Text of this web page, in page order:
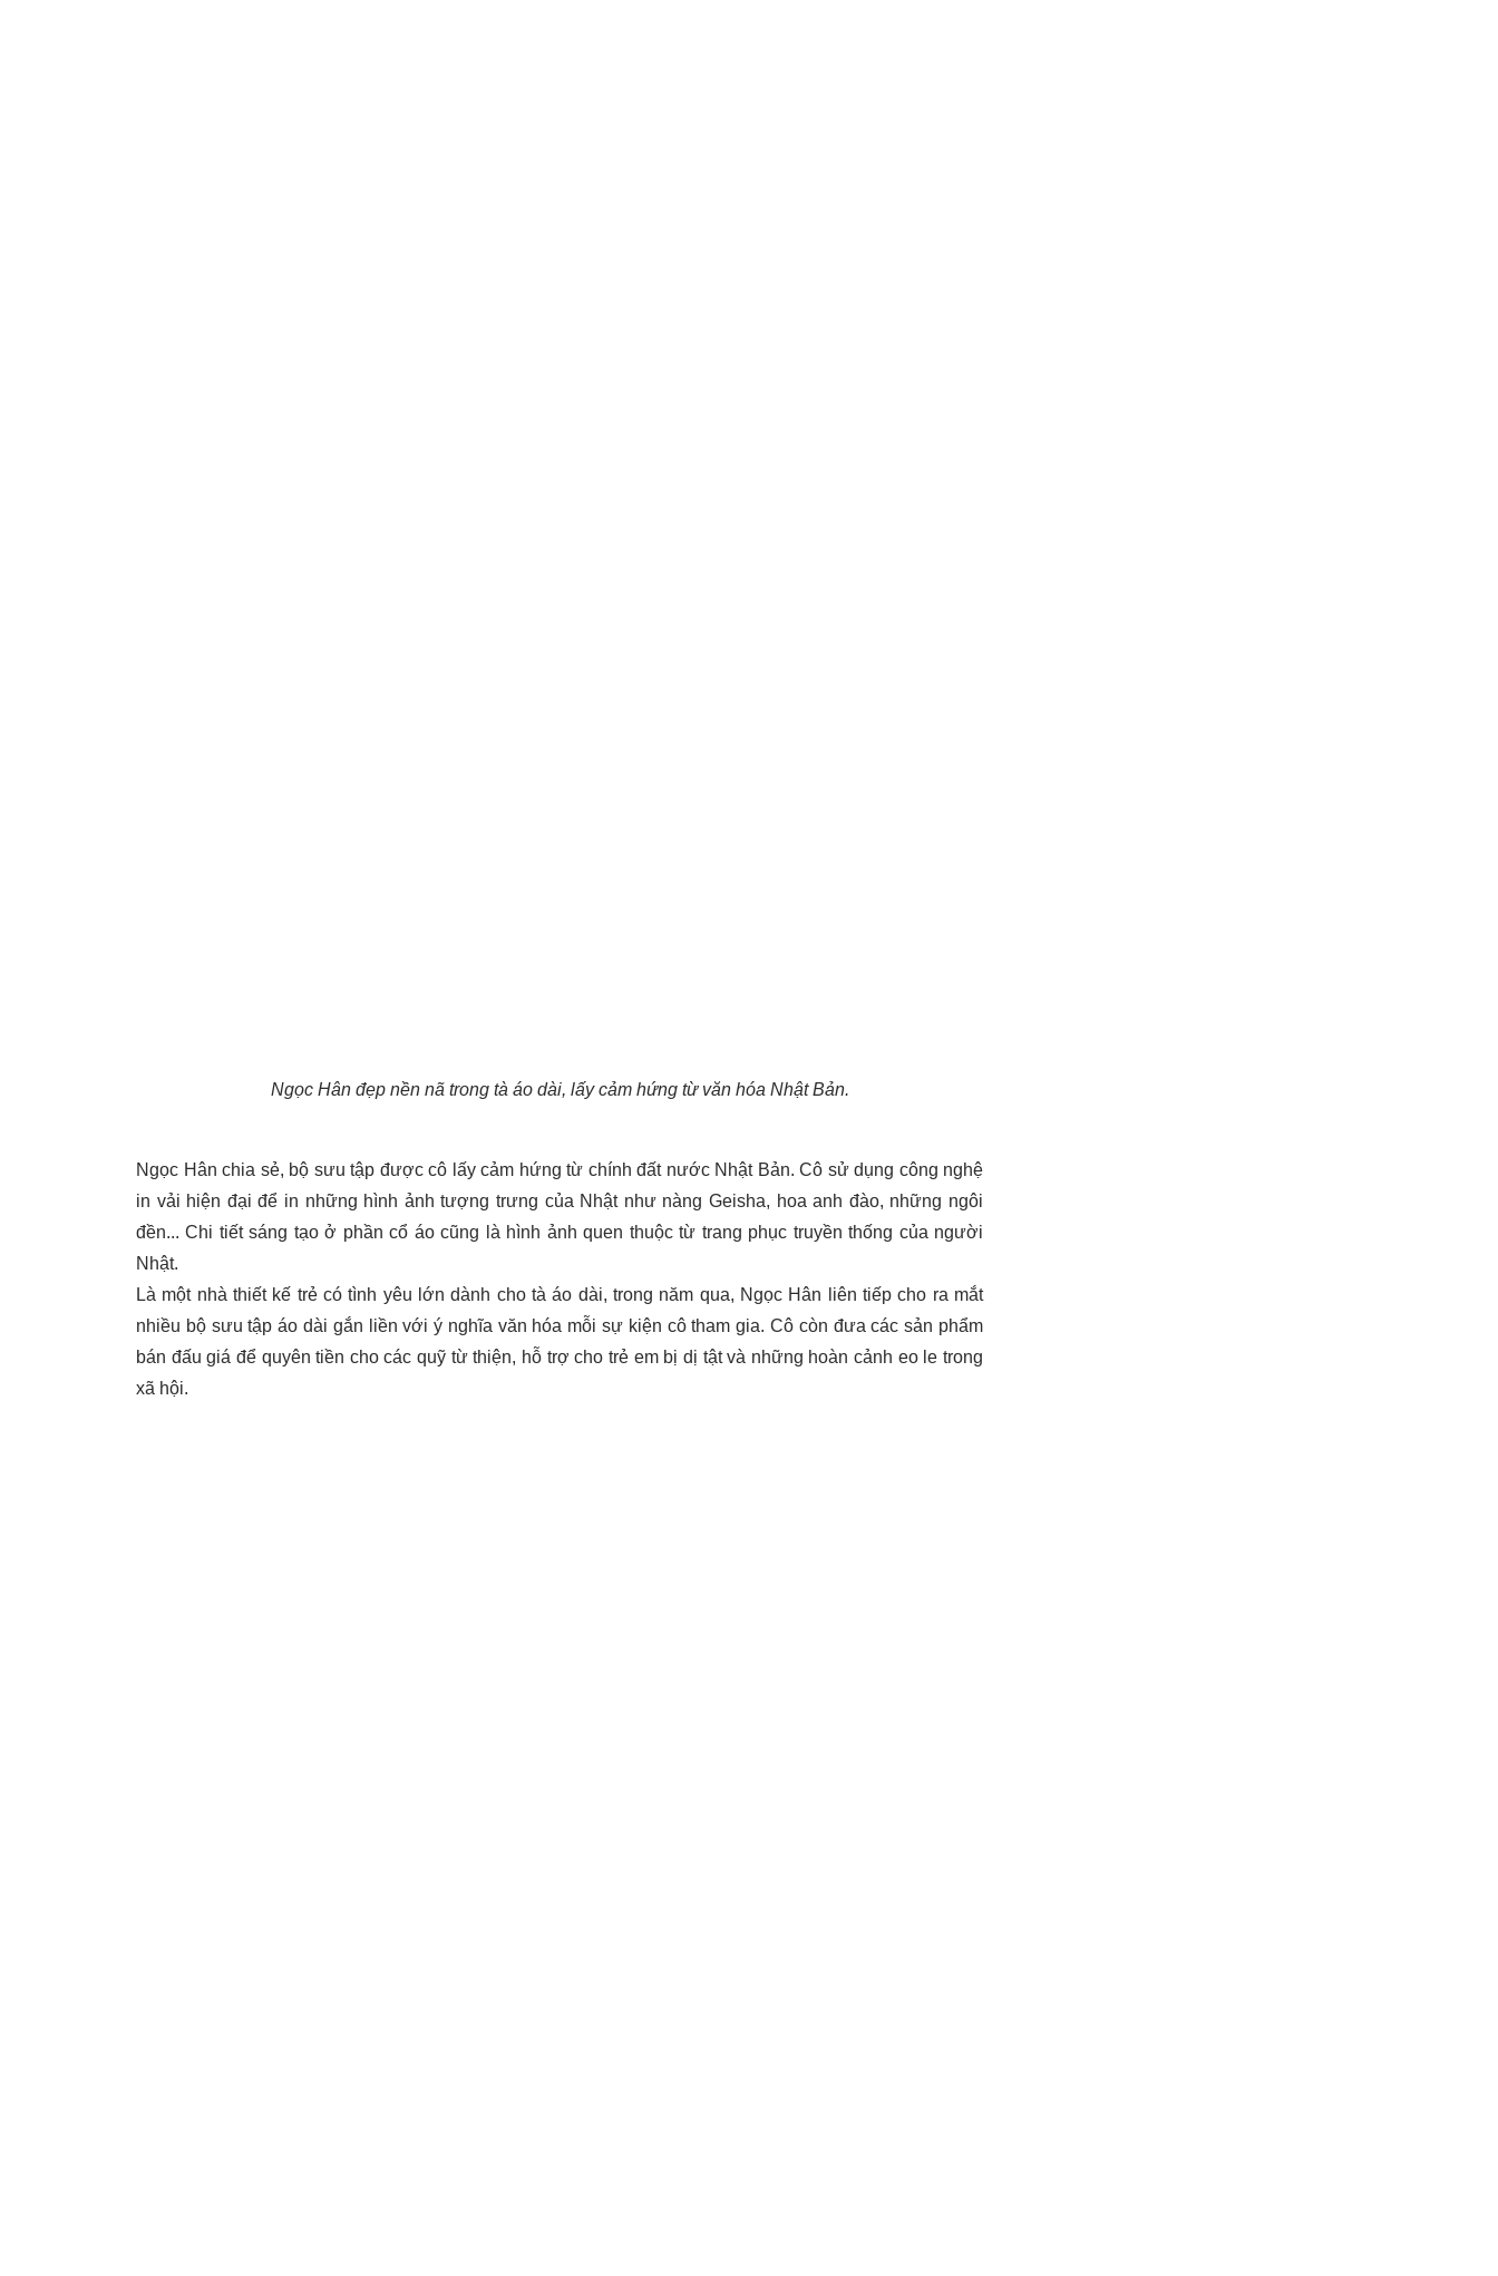
Ngọc Hân đẹp nền nã trong tà áo dài, lấy cảm hứng từ văn hóa Nhật Bản.
Ngọc Hân chia sẻ, bộ sưu tập được cô lấy cảm hứng từ chính đất nước Nhật Bản. Cô sử dụng công nghệ
in vải hiện đại để in những hình ảnh tượng trưng của Nhật như nàng Geisha, hoa anh đào, những ngôi
đền... Chi tiết sáng tạo ở phần cổ áo cũng là hình ảnh quen thuộc từ trang phục truyền thống của người
Nhật.
Là một nhà thiết kế trẻ có tình yêu lớn dành cho tà áo dài, trong năm qua, Ngọc Hân liên tiếp cho ra mắt
nhiều bộ sưu tập áo dài gắn liền với ý nghĩa văn hóa mỗi sự kiện cô tham gia. Cô còn đưa các sản phẩm
bán đấu giá để quyên tiền cho các quỹ từ thiện, hỗ trợ cho trẻ em bị dị tật và những hoàn cảnh eo le trong
xã hội.